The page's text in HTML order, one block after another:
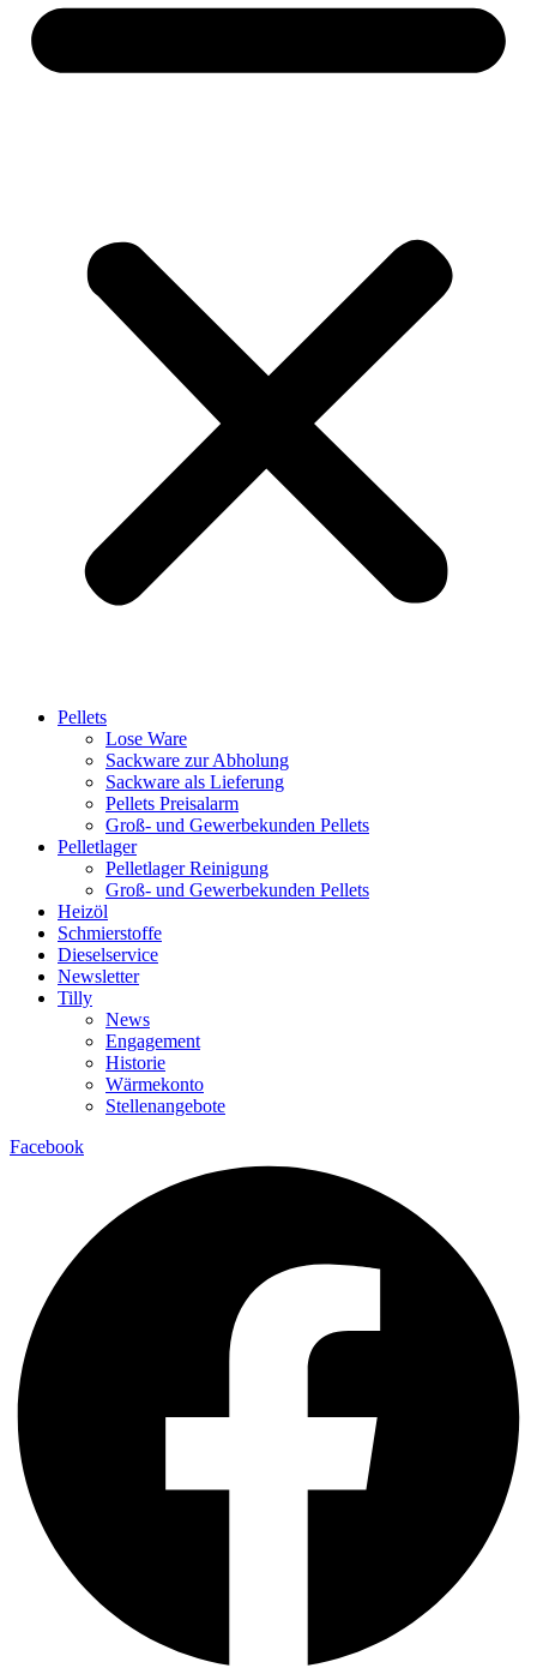
Pellets
Lose Ware
Sackware zur Abholung
Sackware als Lieferung
Pellets Preisalarm
Groß- und Gewerbekunden Pellets
Pelletlager
Pelletlager Reinigung
Groß- und Gewerbekunden Pellets
Heizöl
Schmierstoffe
Dieselservice
Newsletter
Tilly
News
Engagement
Historie
Wärmekonto
Stellenangebote
Facebook